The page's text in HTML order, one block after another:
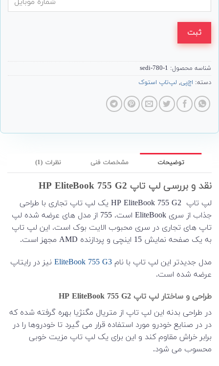
ثبت
شناسه محصول: sedi-780-1
دسته: اچ‌پی, لپ‌تاپ استوک
توضیحات مشخصات فنی نظرات (1)
نقد و بررسی لپ تاپ HP EliteBook 755 G2
لپ تاپ HP EliteBook 755 G2 یک لپ تاپ تجاری با طراحی
جذاب از سری EliteBook است. 755 از مدل های عرضه شده لپ
تاپ های تجاری در سری محبوب الایت بوک است. این لپ تاپ
به یک صفحه نمایش 15 اینچی و پردازنده AMD مجهز است.
مدل جدیدتر این لپ تاپ با نام EliteBook 755 G3 نیز در رایتاپ
عرضه شده است.
طراحی و ساختار لپ تاپ HP EliteBook 755 G2
در طراحی بدنه این لپ تاپ از متریال مگنژیا بهره گرفته شده که
در در صنایع خودرو مورد استفاده قرار می گیرد تا خودروها را در
برابر خراش مقاوم کند و این برای یک لپ تاپ مزیت خوبی
محسوب می شود.